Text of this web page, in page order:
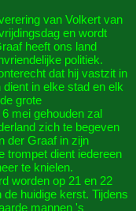
van Volkert van
en wordt
heeft ons land
politiek.
dat hij vastzit in
in elke stad en elk
grote
mei gehouden zal
zich te begeven
der Graaf in zijn
trompet dient iedereen
te knielen.
worden op 21 en 22
huidige kerst. Tijdens
mannen 's